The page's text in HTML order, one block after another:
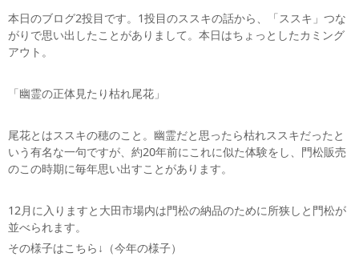
本日のブログ2投目です。1投目のススキの話から、「ススキ」つな
がりで思い出したことがありまして。本日はちょっとしたカミング
アウト。
「幽霊の正体見たり枯れ尾花」
尾花とはススキの穂のこと。幽霊だと思ったら枯れススキだったと
いう有名な一句ですが、約20年前にこれに似た体験をし、門松販売
のこの時期に毎年思い出すことがあります。
12月に入りますと大田市場内は門松の納品のために所狭しと門松が
並べられます。
その様子はこちら↓（今年の様子）